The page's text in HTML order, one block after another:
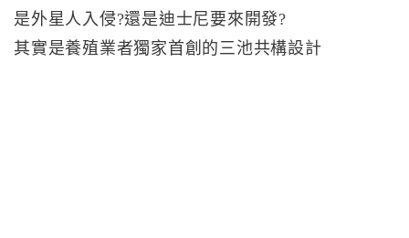
是外星人入侵?還是迪士尼要來開發?
其實是養殖業者獨家首創的三池共構設計